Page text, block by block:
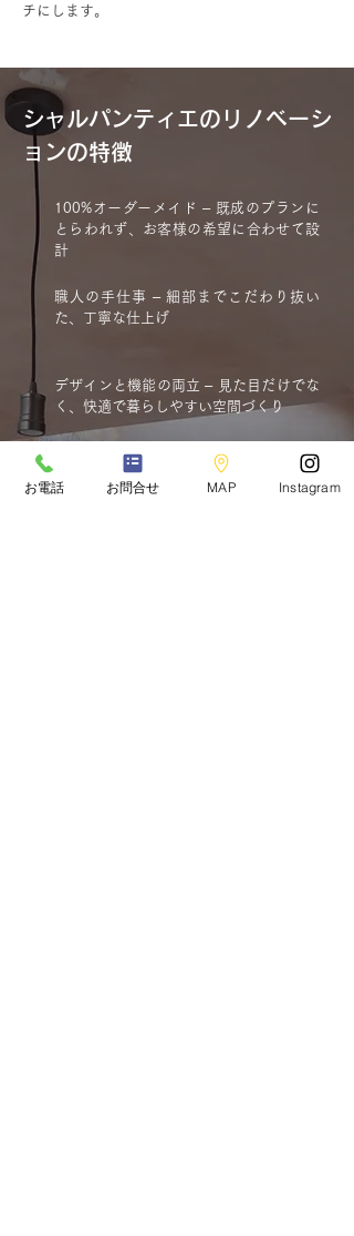
チにします。
シャルパンティエのリノベーシ
ョンの特徴
100%オーダーメイド – 既成のプランに
とらわれず、お客様の希望に合わせて設
計
職人の手仕事 – 細部までこだわり抜い
た、丁寧な仕上げ
デザインと機能の両立 – 見た目だけでな
く、快適で暮らしやすい空間づくり
素材選びからトータルコーディネート –
床材や壁材、家具や照明までトータルに
お電話 お問合せ MAP Instagram